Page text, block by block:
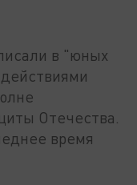
в "юных
Отечества.
время